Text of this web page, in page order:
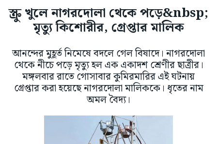
স্ক্রু খুলে নাগরদোলা থেকে পড়ে&nbsp;
মৃত্যু কিশোরীর, গ্রেপ্তার মালিক
আনন্দের মুহূর্ত নিমেষে বদলে গেল বিষাদে। নাগরদোলা
থেকে নীচে পড়ে মৃত্যু হল এক একাদশ শ্রেণীর ছাত্রীর।
মঙ্গলবার রাতে গোসাবার কুমিরমারির এই ঘটনায়
গ্রেপ্তার করা হয়েছে নাগরদোলা মালিককে। ধৃতের নাম
অমল বৈদ্য।